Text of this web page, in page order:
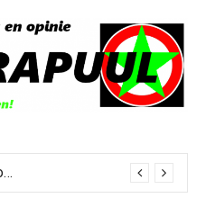
Bestorming Ceuta gevolg van op sociale media verspreide hoax?